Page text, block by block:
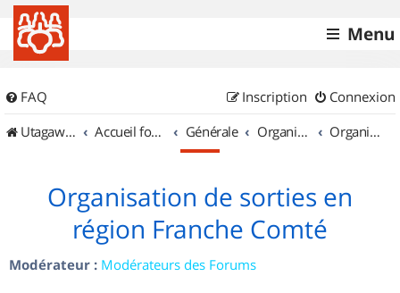
Menu
FAQ Connexion
Inscription
UtagawaVTT (Randos VTT et VTTAE avec traces GPS)
Accueil forum Générale Organisation de sorties & Recherche de partenaires Organisation de sorties en région Franche Comté
Organisation de sorties en
région Franche Comté
Modérateur : Modérateurs des Forums